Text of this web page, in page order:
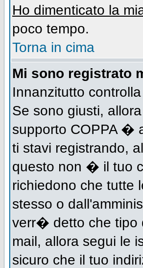
Ho dimenticato la
poco tempo.
Torna in cima
Mi sono registrato
Innanzitutto
Se sono giusti,
supporto COPPA �
ti stavi registrando,
questo non � il tuo
richiedono che tutte
stesso o
verr� detto che tipo
mail, allora segui le
sicuro che il tuo